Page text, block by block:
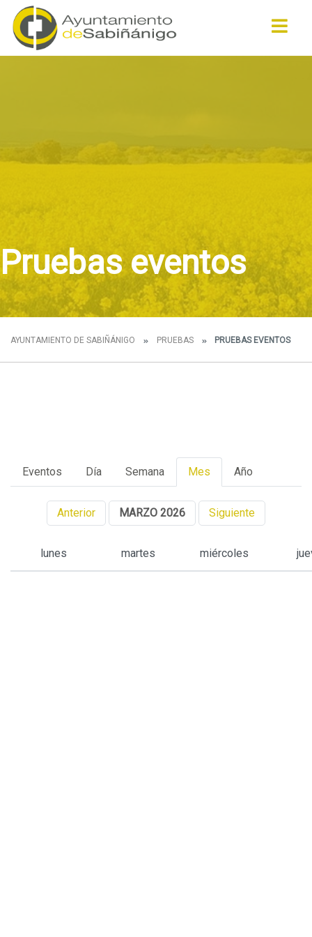
Pruebas eventos
AYUNTAMIENTO DE SABIÑÁNIGO PRUEBAS PRUEBAS EVENTOS
Eventos Día Semana Mes Año
Anterior MARZO 2026 Siguiente
lunes martes miércoles